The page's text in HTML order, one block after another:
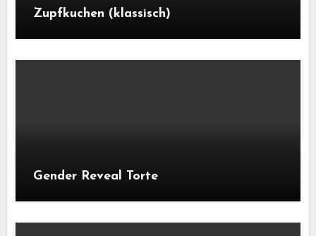
Zupfkuchen (klassisch)
Gender Reveal Torte